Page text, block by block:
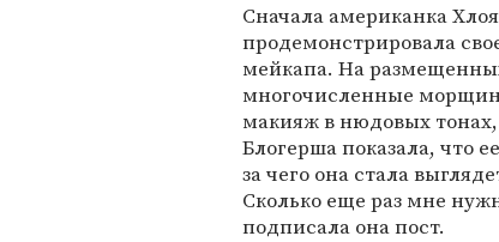
Сначала американка
продемонстрировала
мейкапа. На
многочисленные
макияж в нюдовых тонах,
Блогерша показала, что
за чего она стала
Сколько еще раз мне
подписала она пост.